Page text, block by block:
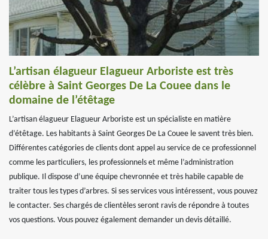
L’artisan élagueur Elagueur Arboriste est très
célèbre à Saint Georges De La Couee dans le
domaine de l’étêtage
L’artisan élagueur Elagueur Arboriste est un spécialiste en matière
d’étêtage. Les habitants à Saint Georges De La Couee le savent très bien.
Différentes catégories de clients dont appel au service de ce professionnel
comme les particuliers, les professionnels et même l’administration
publique. Il dispose d’une équipe chevronnée et très habile capable de
traiter tous les types d’arbres. Si ses services vous intéressent, vous pouvez
le contacter. Ses chargés de clientèles seront ravis de répondre à toutes
vos questions. Vous pouvez également demander un devis détaillé.